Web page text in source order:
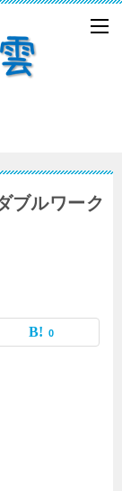
ブルワーク
0